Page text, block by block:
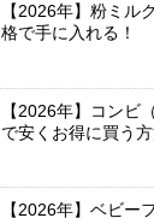
【2026年】粉ミル
格で手に入れる！
【2026年】コンビ
で安くお得に買う
【2026年】ベビー